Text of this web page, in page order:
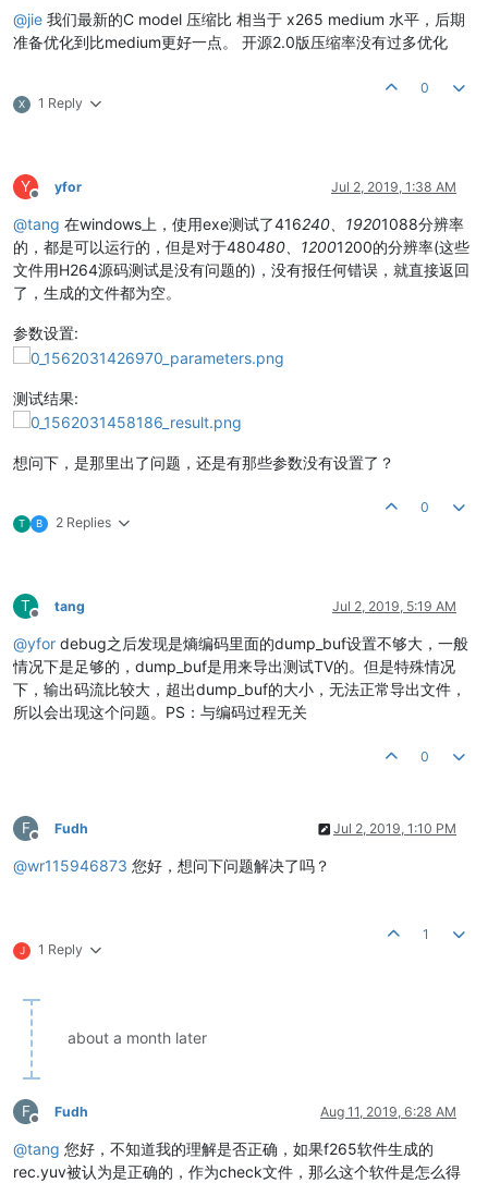
@jie 我们最新的C model 压缩比 相当于 x265 medium 水平，后期
准备优化到比medium更好一点。 开源2.0版压缩率没有过多优化
X 1 Reply
0
Y
Offline
yfor Jul 2, 2019, 1:38 AM
@tang 在windows上，使用exe测试了416240、19201088分辨率
的，都是可以运行的，但是对于480480、12001200的分辨率(这些
文件用H264源码测试是没有问题的)，没有报任何错误，就直接返回
了，生成的文件都为空。
参数设置:
测试结果:
想问下，是那里出了问题，还是有那些参数没有设置了？
T B 2 Replies
0
T
Offline
tang Jul 2, 2019, 5:19 AM
@yfor debug之后发现是熵编码里面的dump_buf设置不够大，一般
情况下是足够的，dump_buf是用来导出测试TV的。但是特殊情况
下，输出码流比较大，超出dump_buf的大小，无法正常导出文件，
所以会出现这个问题。PS：与编码过程无关
0
F
Offline
Fudh Jul 2, 2019, 1:10 PM
@wr115946873 您好，想问下问题解决了吗？
J 1 Reply
1
about a month later
F
Offline
Fudh Aug 11, 2019, 6:28 AM
@tang 您好，不知道我的理解是否正确，如果f265软件生成的
rec.yuv被认为是正确的，作为check文件，那么这个软件是怎么得